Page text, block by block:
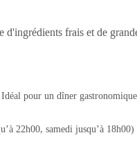
d'ingrédients frais et de
pour un dîner
22h00, samedi jusqu’à 18h00)